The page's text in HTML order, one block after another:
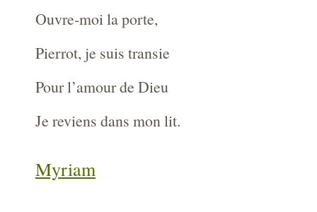
Ouvre-moi la porte,
Pierrot, je suis transie
Pour l’amour de Dieu
Je reviens dans mon lit.
Myriam